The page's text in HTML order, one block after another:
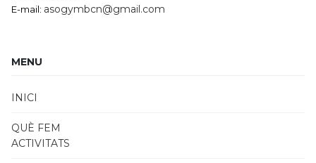
E-mail: asogymbcn@gmail.com
MENU
INICI
QUÈ FEM
ACTIVITATS